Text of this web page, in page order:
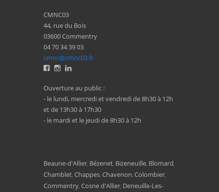
CMNC03
44, rue du Bois
03600 Commentry
04 70 34 39 03
cmnc@cmnc03.fr
Ouverture au public :
- le lundi, mercredi et vendredi de 8h30 à 12h
et de 13h30 à 17h30
- le mardi et le jeudi de 8h30 à 12h
Beaune-d'Allier, Bézenet, Bizeneuille, Blomard,
Chamblet, Chappes, Chavenon, Colombier,
Commentry, Cosne d'Allier, Deneuille-Les-